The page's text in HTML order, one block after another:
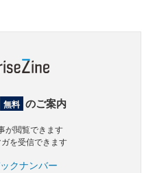
無料 のご案内
が閲覧できます
を受信できます
クナンバー